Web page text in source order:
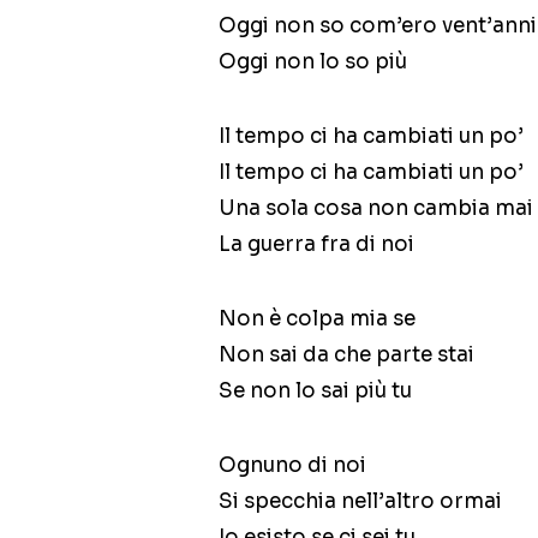
Oggi non so com’ero
Oggi non lo so più
Il tempo ci ha cambiati un po’
Il tempo ci ha cambiati un po’
Una sola cosa non cambia mai
La guerra fra di noi
Non è colpa mia se
Non sai da che parte stai
Se non lo sai più tu
Ognuno di noi
Si specchia nell’altro ormai